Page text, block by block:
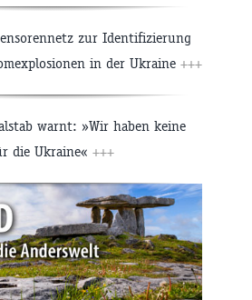
zur Identifizierung
in der Ukraine +++
warnt: »Wir haben keine
die Ukraine« +++